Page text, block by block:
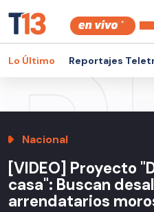
Lo Último Reportajes
Nacional
[VIDEO] Proyecto
casa": Buscan
arrendatarios